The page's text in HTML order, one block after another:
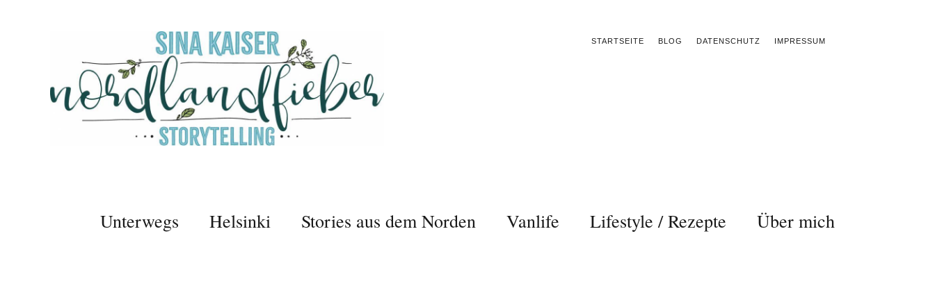
STARTSEITE BLOG DATENSCHUTZ IMPRESSUM
Unterwegs Helsinki Stories aus dem Norden Vanlife Lifestyle / Rezepte Über mich